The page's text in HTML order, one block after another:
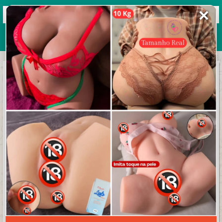
Grupos de WhatsApp 2026
+ Enviar grupo
TUDO AQUILO QUE VOCÊ DESEJA
3.8/5 (36 avaliações)
✕